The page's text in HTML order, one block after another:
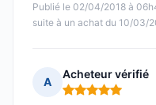
Publié le 02/04/2018 à
suite à un achat du 10/03/
A
Acheteur vérifié
Note : 5 sur 5